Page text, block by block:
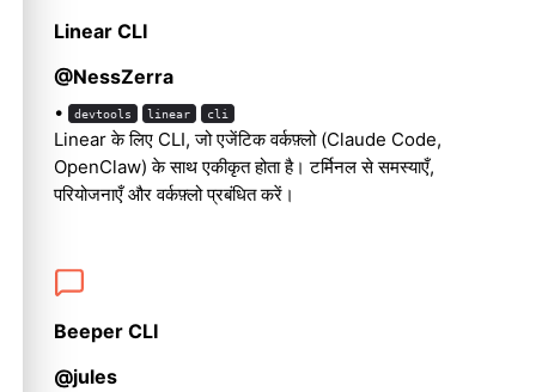
Linear CLI
@NessZerra
• devtools linear cli
Linear के लिए CLI, जो एजेंटिक वर्कफ़्लो (Claude Code,
OpenClaw) के साथ एकीकृत होता है। टर्मिनल से समस्याएँ,
परियोजनाएँ और वर्कफ़्लो प्रबंधित करें।
Beeper CLI
@jules